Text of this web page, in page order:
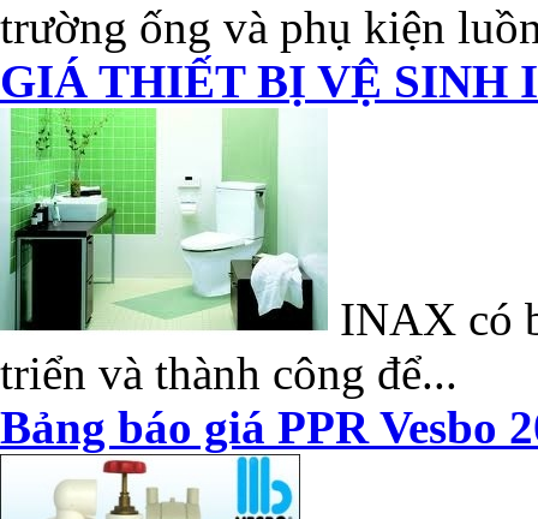
trường ống và phụ kiện
GIÁ THIẾT BỊ VỆ SINH
INAX có
triển và thành công để...
Bảng báo giá PPR Vesbo